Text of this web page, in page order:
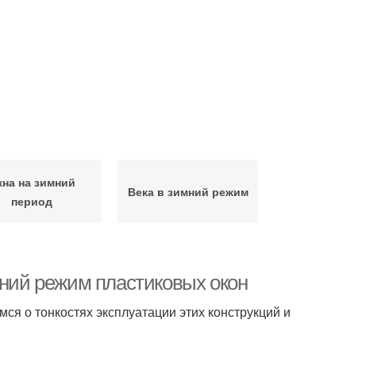
на зимний
период
Века в зимний режим
режим пластиковых окон
тонкостях эксплуатации этих конструкций и